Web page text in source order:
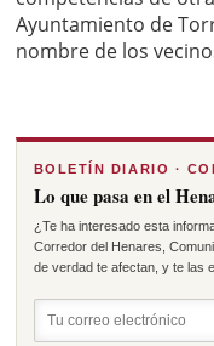
Ayuntamiento de
nombre de los
BOLETÍN DIARIO ·
Lo que pasa en el
¿Te ha interesado esta
Corredor del Henares,
de verdad te afectan, y te las